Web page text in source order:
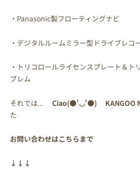
・Panasonic製フローティングナビ
・デジタルルームミラー型ドライブレコ
・トリコロールライセンスプレート＆ト
ブレム
それでは... Ciao(●'◡'●) KANGOO
た
お問い合わせはこちらまで
↓↓↓